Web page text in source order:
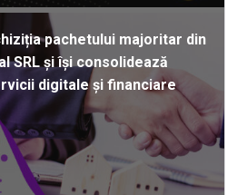
pachetului majoritar din
SRL și își consolidează
digitale și financiare